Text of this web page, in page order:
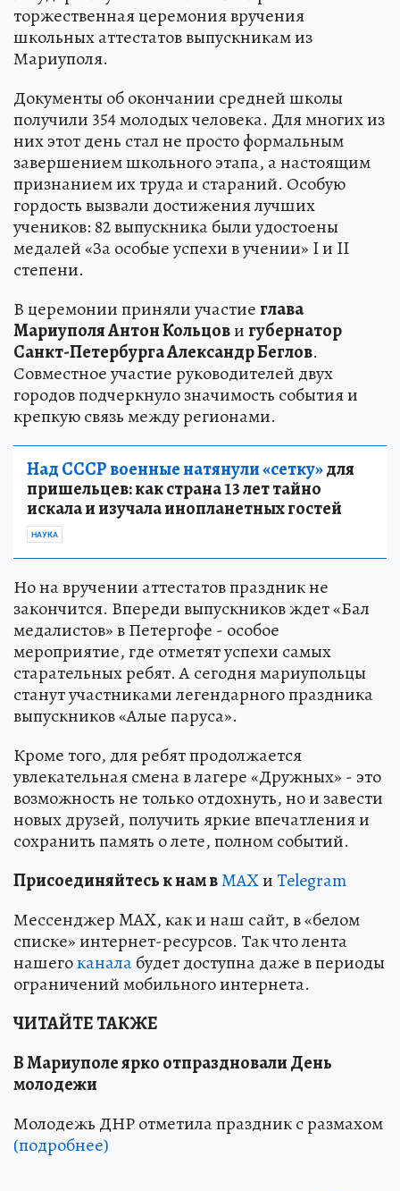
торжественная церемония вручения
школьных аттестатов выпускникам из
Мариуполя.
Документы об окончании средней школы
получили 354 молодых человека. Для многих из
них этот день стал не просто формальным
завершением школьного этапа, а настоящим
признанием их труда и стараний. Особую
гордость вызвали достижения лучших
учеников: 82 выпускника были удостоены
медалей «За особые успехи в учении» I и II
степени.
В церемонии приняли участиеглава
Мариуполя Антон Кольцовигубернатор
Санкт-Петербурга Александр Беглов.
Совместное участие руководителей двух
городов подчеркнуло значимость события и
крепкую связь между регионами.
Над СССР военные натянули «сетку»для
пришельцев: как страна 13 лет тайно
искала и изучала инопланетных гостей
НАУКА
Но на вручении аттестатов праздник не
закончится. Впереди выпускников ждет «Бал
медалистов» в Петергофе - особое
мероприятие, где отметят успехи самых
старательных ребят. А сегодня мариупольцы
станут участниками легендарного праздника
выпускников «Алые паруса».
Кроме того, для ребят продолжается
увлекательная смена в лагере «Дружных» - это
возможность не только отдохнуть, но и завести
новых друзей, получить яркие впечатления и
сохранить память о лете, полном событий.
Присоединяйтесь к нам вMAXиTelegram
Мессенджер MAX, как и наш сайт, в «белом
списке» интернет-ресурсов. Так что лента
нашегоканалабудет доступна даже в периоды
ограничений мобильного интернета.
ЧИТАЙТЕ ТАКЖЕ
В Мариуполе ярко отпраздновали День
молодежи
Молодежь ДНР отметила праздник с размахом
(подробнее)